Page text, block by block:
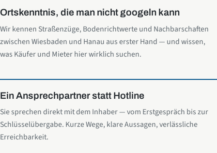
Ortskenntnis, die man nicht googeln kann
Wir kennen Straßenzüge, Bodenrichtwerte und Nachbarschaften
zwischen Wiesbaden und Hanau aus erster Hand — und wissen,
was Käufer und Mieter hier wirklich suchen.
Ein Ansprechpartner statt Hotline
Sie sprechen direkt mit dem Inhaber — vom Erstgespräch bis zur
Schlüsselübergabe. Kurze Wege, klare Aussagen, verlässliche
Erreichbarkeit.